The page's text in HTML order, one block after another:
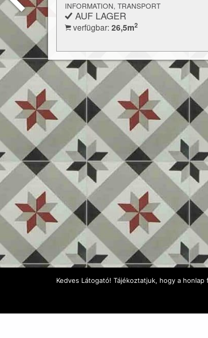
INFORMATION, TRANSPORT
AUF LAGER
verfügbar: 26,5m2
Kedves Látogató! Tájékoztatjuk, hogy a